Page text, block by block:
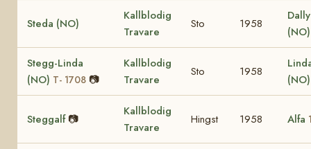
Steda (NO)
Kallblodig
Travare
Sto 1958
(NO)
Stegg-Linda
(NO) T- 1708 📷
Kallblodig
Travare
Sto 1958
Steggalf 📷
Kallblodig
Travare
Hingst 1958 Alfa